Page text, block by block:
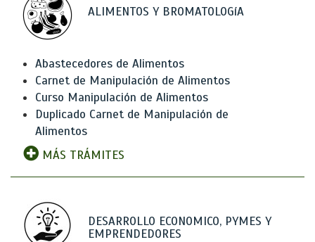
ALIMENTOS Y BROMATOLOGíA
Abastecedores de Alimentos
Carnet de Manipulación de Alimentos
Curso Manipulación de Alimentos
Duplicado Carnet de Manipulación de
Alimentos
MÁS TRÁMITES
DESARROLLO ECONOMICO, PYMES Y
EMPRENDEDORES